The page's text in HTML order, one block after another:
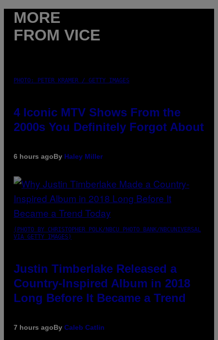
MORE
FROM VICE
PHOTO: PETER KRAMER / GETTY IMAGES
4 Iconic MTV Shows From the
2000s You Definitely Forgot About
6 hours agoBy Haley Miller
(PHOTO BY CHRISTOPHER POLK/NBCU PHOTO BANK/NBCUNIVERSAL
VIA GETTY IMAGES)
Justin Timberlake Released a
Country-Inspired Album in 2018
Long Before It Became a Trend
7 hours agoBy Caleb Catlin